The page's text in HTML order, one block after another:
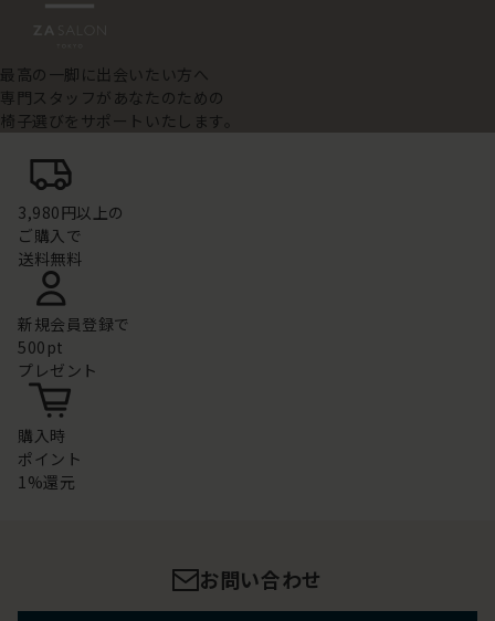
最高の一脚に出会いたい方へ
専門スタッフがあなたのための
椅子選びをサポートいたします。
3,980円以上の
ご購入で
送料無料
新規会員登録で
500pt
プレゼント
購入時
ポイント
1%還元
お問い合わせ